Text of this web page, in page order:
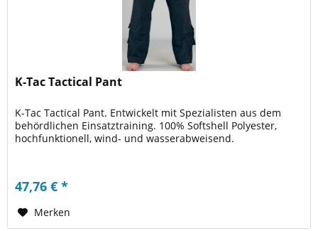
K-Tac Tactical Pant
K-Tac Tactical Pant. Entwickelt mit Spezialisten aus dem
behördlichen Einsatztraining. 100% Softshell Polyester,
hochfunktionell, wind- und wasserabweisend.
47,76 € *
Merken